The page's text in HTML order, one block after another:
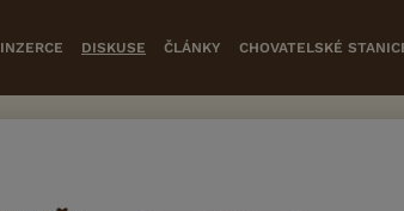
INZERCE DISKUSE ČLÁNKY CHOVATELSKÉ